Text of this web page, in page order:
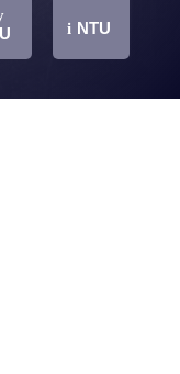
圖
i NTU
圖